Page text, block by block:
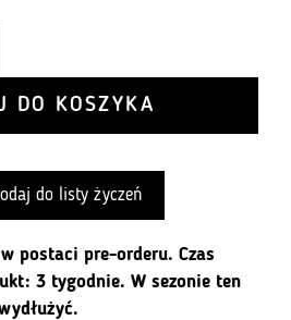
DO KOSZYKA
do listy życzeń
postaci pre-orderu. Czas
3 tygodnie. W sezonie ten